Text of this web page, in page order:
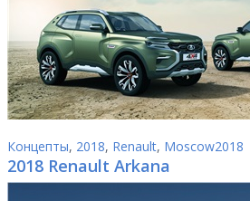
Концепты, 2018, Renault, Moscow2018
2018 Renault Arkana